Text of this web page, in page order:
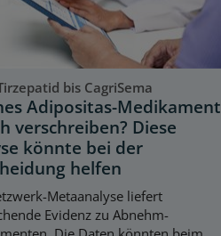
bis CagriSema
Adipositas-Medikament
verschreiben? Diese
könnte bei der
helfen
Metaanalyse liefert
Evidenz zu Abnehm-